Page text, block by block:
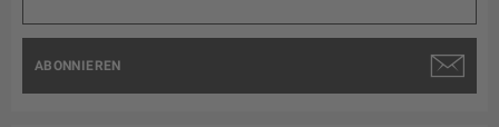
ABONNIEREN